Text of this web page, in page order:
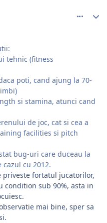
tehnic (fitness
poti, cand ajung la 70-
si stamina, atunci cand
de joc, cat si cea a
facilities si pitch
bug-uri care duceau la
cu 2012.
priveste fortatul jucatorilor,
condition sub 90%, asta in
mai bine, sper sa